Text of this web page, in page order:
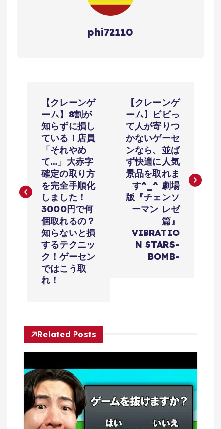
phi72110
ゲ
【クレーンゲ
ーム】8割が
知らずに損し
ている！店員
「それやめ
て…」大赤字
確定の取り方
を完全手順化
しました！
3000円で何
個取れるの？
知らないと損
するテクニッ
ク！ゲーセン
ではこう取
れ！
【クレーンゲ
ーム】ビビっ
て人が寄りつ
かないゲーセ
ンなら、並ば
ず快適に人気
景品を取れま
す^_^ 劇場
版『チェンソ
ーマン レゼ
篇』
VIBRATIO
N STARS-
BOMB-
Related Posts